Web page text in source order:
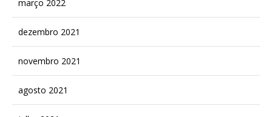
março 2022
dezembro 2021
novembro 2021
agosto 2021